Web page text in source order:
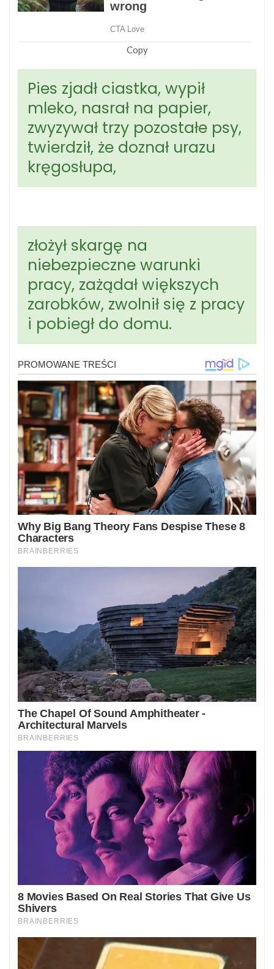
Copy
Pies zjadł ciastka, wypił
mleko, nasrał na papier,
zwyzywał trzy pozostałe psy,
twierdził, że doznał urazu
kręgosłupa,
złożył skargę na
niebezpieczne warunki
pracy, zażądał większych
zarobków, zwolnił się z pracy
i pobiegł do domu.